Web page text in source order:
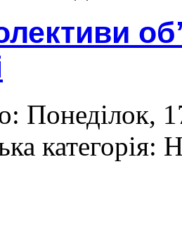
Понеділок,
категорія: